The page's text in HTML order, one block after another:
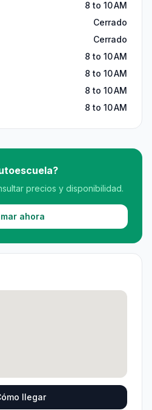
8 to 10 AM
Cerrado
Cerrado
8 to 10 AM
8 to 10 AM
8 to 10 AM
8 to 10 AM
precios y disponibilidad.
ahora
llegar